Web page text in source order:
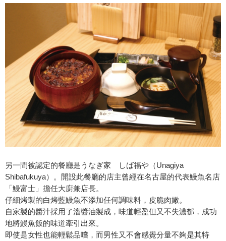
另一間被認定的餐廳是うなぎ家 しば福や（Unagiya
Shibafukuya）。開設此餐廳的店主曾經在名古屋的代表鰻魚名店
「鰻富士」擔任大廚兼店長。
仔細烤製的白烤藍鰻魚不添加任何調味料，皮脆肉嫩。
自家製的醬汁採用了溜醬油製成，味道輕盈但又不失濃郁，成功
地將鰻魚飯的味道牽引出來。
即使是女性也能輕鬆品嚐，而男性又不會感覺分量不夠是其特